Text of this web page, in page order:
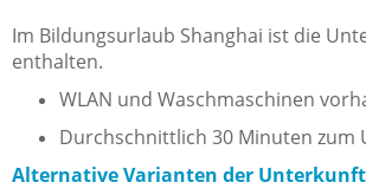
Im Bildungsurlaub Shanghai ist die
enthalten.
WLAN und Waschmaschinen
Durchschnittlich 30 Minuten zum
Alternative Varianten der